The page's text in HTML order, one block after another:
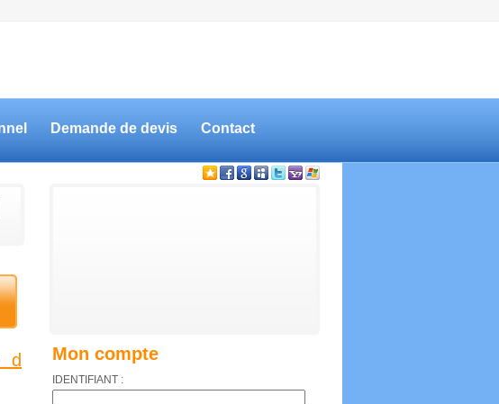
Demande de devis Contact
Mon compte
IDENTIFIANT :
d